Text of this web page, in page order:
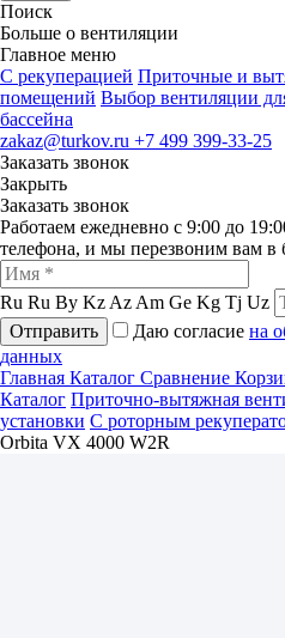
Поиск
Больше о вентиляции
Главное меню
C рекуперацией Приточные и
помещений Выбор вентиляции
бассейна
zakaz@turkov.ru +7 499 399-33-25
Заказать звонок
Закрыть
Заказать звонок
Работаем ежедневно с 9:00 до
телефона, и мы перезвоним вам в
Ru Ru By Kz Az Am Ge Kg Tj Uz
Отправить
Даю согласие на
данных
Главная Каталог Сравнение
Каталог Приточно-вытяжная
установки С роторным
Orbita VX 4000 W2R